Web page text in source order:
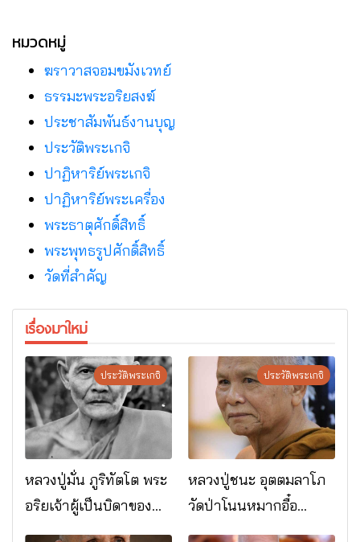
หมวดหมู่
ฆราวาสจอมขมังเวทย์
ธรรมะพระอริยสงฆ์
ประชาสัมพันธ์งานบุญ
ประวัติพระเกจิ
ปาฏิหาริย์พระเกจิ
ปาฏิหาริย์พระเครื่อง
พระธาตุศักดิ์สิทธิ์
พระพุทธรูปศักดิ์สิทธิ์
วัดที่สําคัญ
เรื่องมาใหม่
ประวัติพระเกจิ
หลวงปู่มั่น ภูริทัตโต พระ
อริยเจ้าผู้เป็นบิดาของ
พระกรรมฐาน
ประวัติพระเกจิ
หลวงปู่ชนะ อุตตมลาโภ
วัดป่าโนนหมากอื๋อ
อ.เมือง จ.มหาสารคาม